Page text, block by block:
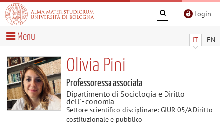
Login
IT EN
Menu
Olivia Pini
Professoressa associata
Dipartimento di Sociologia e Diritto
dell'Economia
Settore scientifico disciplinare: GIUR-05/A Diritto
costituzionale e pubblico